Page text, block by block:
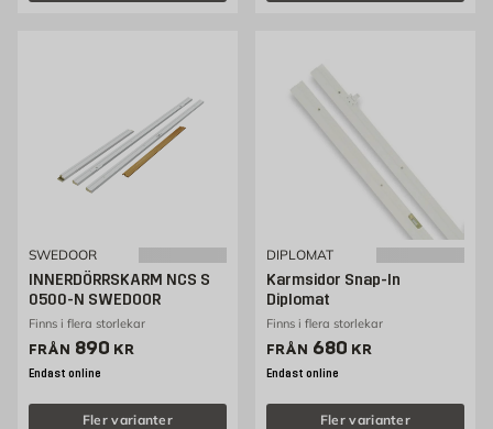
SWEDOOR
INNERDÖRRSKARM NCS S
0500-N SWEDOOR
Finns i flera storlekar
FRÅN Pris 890 kr
890 KR
Endast online
Fler varianter
DIPLOMAT
Karmsidor Snap-In
Diplomat
Finns i flera storlekar
FRÅN Pris 680 kr
680 KR
Endast online
Fler varianter